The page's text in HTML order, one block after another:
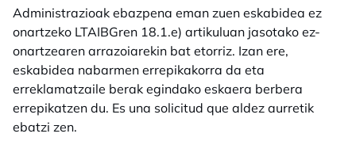
Administrazioak ebazpena eman zuen eskabidea ez
onartzeko LTAIBGren 18.1.e) artikuluan jasotako ez-
onartzearen arrazoiarekin bat etorriz. Izan ere,
eskabidea nabarmen errepikakorra da eta
erreklamatzaile berak egindako eskaera berbera
errepikatzen du. Es una solicitud que aldez aurretik
ebatzi zen.